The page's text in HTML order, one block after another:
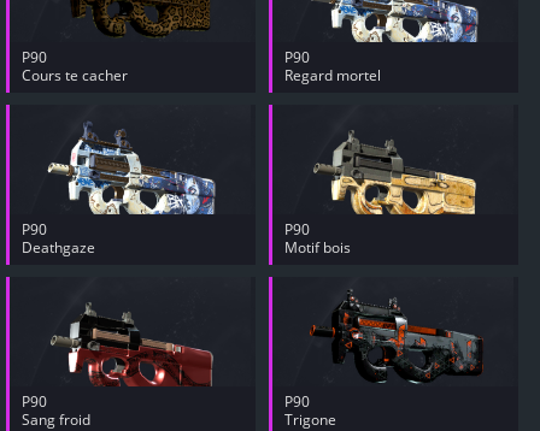
P90
Cours te cacher
P90
Regard mortel
P90
Deathgaze
P90
Motif bois
P90
Sang froid
P90
Trigone